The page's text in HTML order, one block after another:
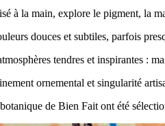
à la main, explore le pigment, la
douces et subtiles, parfois
tendres et inspirantes :
ornemental et singularité
de Bien Fait ont été